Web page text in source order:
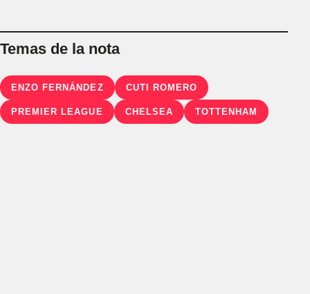
Temas de la nota
ENZO FERNÁNDEZ CUTI ROMERO
PREMIER LEAGUE CHELSEA TOTTENHAM